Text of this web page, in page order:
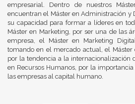
empresarial. Dentro de nuestros
encuentran el Máster en Administración y
su capacidad para formar a líderes en
Máster en Marketing, por ser una de las
empresa, el Máster en Marketing
tomando en el mercado actual, el Máster
por la tendencia a la internacionalización
en Recursos Humanos, por la
las empresas al capital humano.